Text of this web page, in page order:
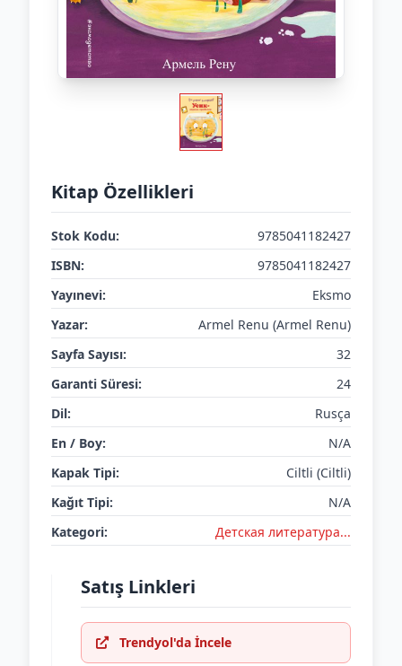
Kitap Özellikleri
Stok Kodu:
9785041182427
ISBN:
9785041182427
Yayınevi:
Eksmo
Yazar:
Armel Renu (Armel Renu)
Sayfa Sayısı:
32
Garanti Süresi:
24
Dil:
Rusça
En / Boy:
N/A
Kapak Tipi:
Ciltli (Ciltli)
Kağıt Tipi:
N/A
Kategori:
Детская литератураㅤㅤㅤ...
Satış Linkleri
Trendyol'da İncele